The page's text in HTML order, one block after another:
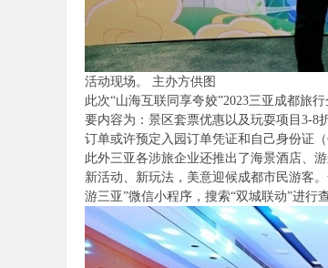
活动现场。 主办方供图
此次“山海互联同享夸姣”2023三亚成都旅
要内容为：景区套票优惠以及玩耍项目3-8
订单或许预定入园订单凭证和自己身份证
此外三亚各涉旅企业还推出了海景酒店、
新活动、新玩法，美意迎候成都市民游客
游三亚”微信小程序，搜索“双城联动”进行查